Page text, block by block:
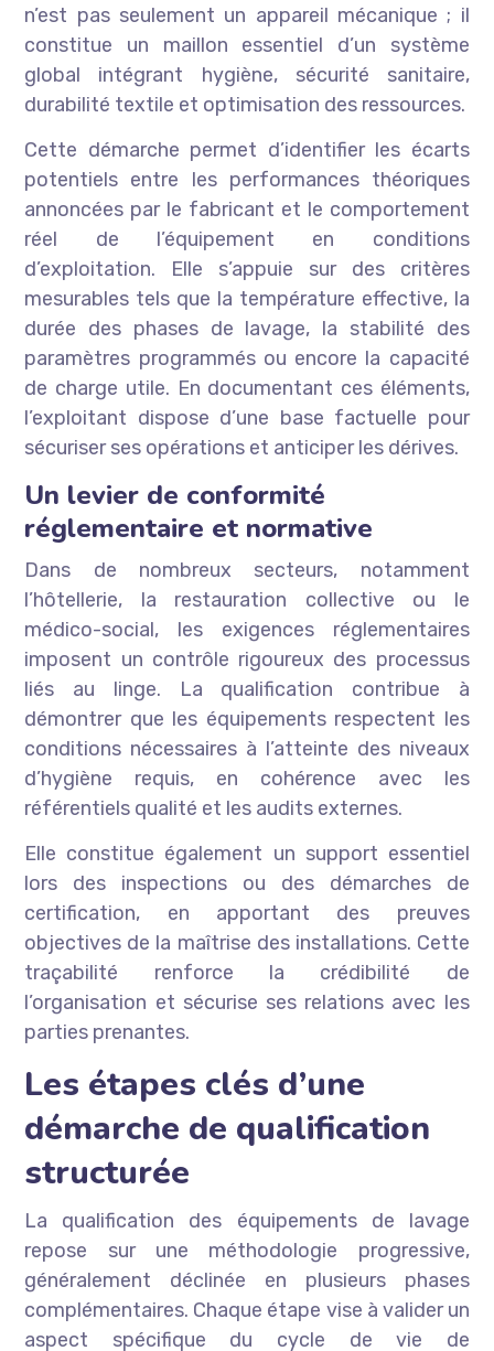
n’est pas seulement un appareil mécanique ; il
constitue un maillon essentiel d’un système
global intégrant hygiène, sécurité sanitaire,
durabilité textile et optimisation des ressources.
Cette démarche permet d’identifier les écarts
potentiels entre les performances théoriques
annoncées par le fabricant et le comportement
réel de l’équipement en conditions
d’exploitation. Elle s’appuie sur des critères
mesurables tels que la température effective, la
durée des phases de lavage, la stabilité des
paramètres programmés ou encore la capacité
de charge utile. En documentant ces éléments,
l’exploitant dispose d’une base factuelle pour
sécuriser ses opérations et anticiper les dérives.
Un levier de conformité
réglementaire et normative
Dans de nombreux secteurs, notamment
l’hôtellerie, la restauration collective ou le
médico-social, les exigences réglementaires
imposent un contrôle rigoureux des processus
liés au linge. La qualification contribue à
démontrer que les équipements respectent les
conditions nécessaires à l’atteinte des niveaux
d’hygiène requis, en cohérence avec les
référentiels qualité et les audits externes.
Elle constitue également un support essentiel
lors des inspections ou des démarches de
certification, en apportant des preuves
objectives de la maîtrise des installations. Cette
traçabilité renforce la crédibilité de
l’organisation et sécurise ses relations avec les
parties prenantes.
Les étapes clés d’une
démarche de qualification
structurée
La qualification des équipements de lavage
repose sur une méthodologie progressive,
généralement déclinée en plusieurs phases
complémentaires. Chaque étape vise à valider un
aspect spécifique du cycle de vie de